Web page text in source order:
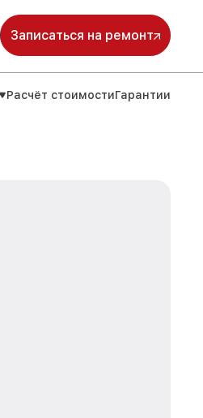
Записаться на ремонт
Расчёт стоимостиГарантии